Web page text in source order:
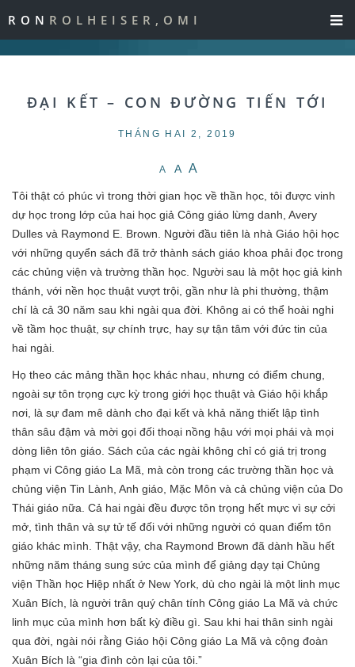
RON ROLHEISER,OMI
ĐẠI KẾT – CON ĐƯỜNG TIẾN TỚI
THÁNG HAI 2, 2019
A A A
Tôi thật có phúc vì trong thời gian học về thần học, tôi được vinh
dự học trong lớp của hai học giả Công giáo lừng danh, Avery
Dulles và Raymond E. Brown. Người đầu tiên là nhà Giáo hội học
với những quyển sách đã trở thành sách giáo khoa phải đọc trong
các chủng viện và trường thần học. Người sau là một học giả kinh
thánh, với nền học thuật vượt trội, gần như là phi thường, thậm
chí là cả 30 năm sau khi ngài qua đời. Không ai có thể hoài nghi
về tầm học thuật, sự chính trực, hay sự tận tâm với đức tin của
hai ngài.
Họ theo các mảng thần học khác nhau, nhưng có điểm chung,
ngoài sự tôn trọng cực kỳ trong giới học thuật và Giáo hội khắp
nơi, là sự đam mê dành cho đại kết và khả năng thiết lập tình
thân sâu đậm và mời gọi đối thoại nồng hậu với mọi phái và mọi
dòng liên tôn giáo. Sách của các ngài không chỉ có giá trị trong
phạm vi Công giáo La Mã, mà còn trong các trường thần học và
chủng viện Tin Lành, Anh giáo, Mặc Môn và cả chủng viện của Do
Thái giáo nữa. Cả hai ngài đều được tôn trọng hết mực vì sự cởi
mở, tình thân và sự tử tế đối với những người có quan điểm tôn
giáo khác mình. Thật vậy, cha Raymond Brown đã dành hầu hết
những năm tháng sung sức của mình để giảng dạy tại Chủng
viện Thần học Hiệp nhất ở New York, dù cho ngài là một linh mục
Xuân Bích, là người trân quý chân tính Công giáo La Mã và chức
linh mục của mình hơn bất kỳ điều gì. Sau khi hai thân sinh ngài
qua đời, ngài nói rằng Giáo hội Công giáo La Mã và cộng đoàn
Xuân Bích là “gia đình còn lại của tôi.”